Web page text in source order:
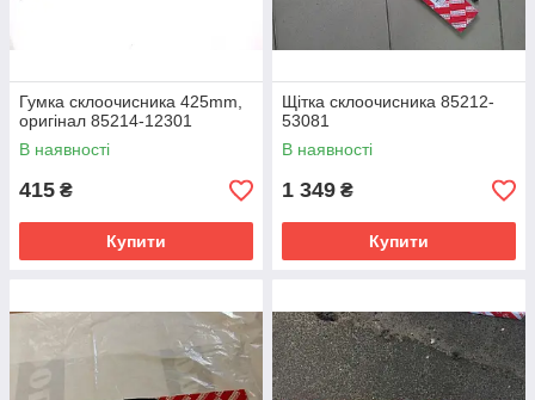
Гумка склоочисника 425mm,
оригінал 85214-12301
В наявності
415 ₴
Купити
Щітка склоочисника 85212-
53081
В наявності
1 349 ₴
Купити